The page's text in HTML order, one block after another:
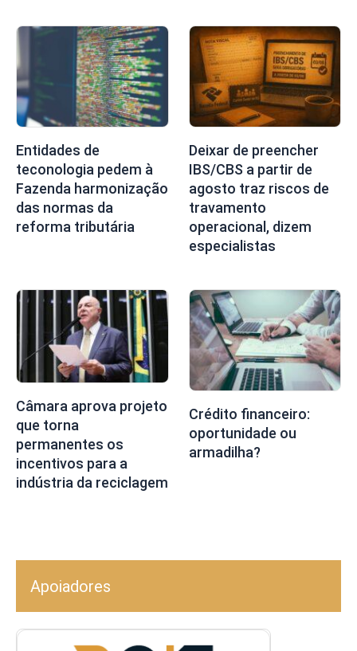
Entidades de
teconologia pedem à
Fazenda harmonização
das normas da
reforma tributária
Deixar de preencher
IBS/CBS a partir de
agosto traz riscos de
travamento
operacional, dizem
especialistas
Câmara aprova projeto
que torna
permanentes os
incentivos para a
indústria da reciclagem
Crédito financeiro:
oportunidade ou
armadilha?
Apoiadores